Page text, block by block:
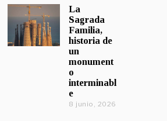
La
Sagrada
Familia,
historia de
un
monument
o
interminabl
e
8 junio, 2026